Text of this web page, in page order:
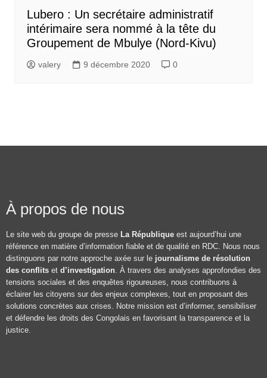
Lubero : Un secrétaire administratif
intérimaire sera nommé à la tête du
Groupement de Mbulye (Nord-Kivu)
valery 9 décembre 2020 0
À propos de nous
Le site web du groupe de presse La République est aujourd’hui une
référence en matière d’information fiable et de qualité en RDC. Nous nous
distinguons par notre approche axée sur le journalisme de résolution
des conflits et d’investigation. À travers des analyses approfondies des
tensions sociales et des enquêtes rigoureuses, nous contribuons à
éclairer les citoyens sur des enjeux complexes, tout en proposant des
solutions concrètes aux crises. Notre mission est d’informer, sensibiliser
et défendre les droits des Congolais en favorisant la transparence et la
justice.